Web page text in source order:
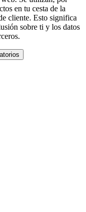
en tu cesta de la
cliente. Esto significa
sobre ti y los datos